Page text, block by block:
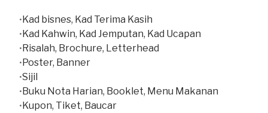
Kad bisnes, Kad Terima Kasih
Kad Kahwin, Kad Jemputan, Kad Ucapan
Risalah, Brochure, Letterhead
Poster, Banner
Sijil
Buku Nota Harian, Booklet, Menu Makanan
Kupon, Tiket, Baucar